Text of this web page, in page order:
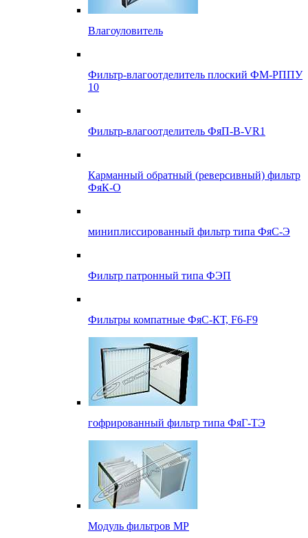
Влагоуловитель
Фильтр-влагоотделитель плоский ФМ-РППУ
10
Фильтр-влагоотделитель ФяП-В-VR1
Карманный обратный (реверсивный) фильтр
ФяК-О
миниплиссированный фильтр типа ФяС-Э
Фильтр патронный типа ФЭП
Фильтры компатные ФяС-КТ, F6-F9
гофрированный фильтр типа ФяГ-ТЭ
Модуль фильтров МР